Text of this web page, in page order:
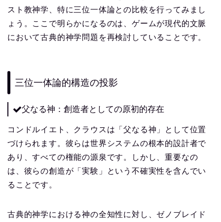
スト教神学、特に三位一体論との比較を行ってみまし
ょう。ここで明らかになるのは、ゲームが現代的文脈
において古典的神学問題を再検討していることです。
三位一体論的構造の投影
父なる神：創造者としての原初的存在
コンドルイエト、クラウスは「父なる神」として位置
づけられます。彼らは世界システムの根本的設計者で
あり、すべての権能の源泉です。しかし、重要なの
は、彼らの創造が「実験」という不確実性を含んでい
ることです。
古典的神学における神の全知性に対し、ゼノブレイド